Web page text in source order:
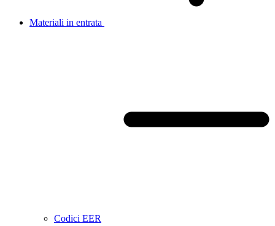
Materiali in entrata
Codici EER